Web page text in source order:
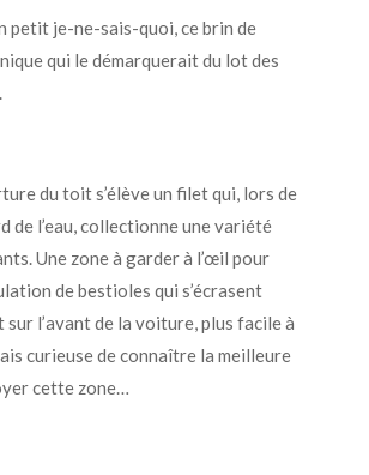
petit je-ne-sais-quoi, ce brin de
qui le démarquerait du lot des
du toit s’élève un filet qui, lors de
de l’eau, collectionne une variété
Une zone à garder à l’œil pour
de bestioles qui s’écrasent
l’avant de la voiture, plus facile à
curieuse de connaître la meilleure
cette zone…